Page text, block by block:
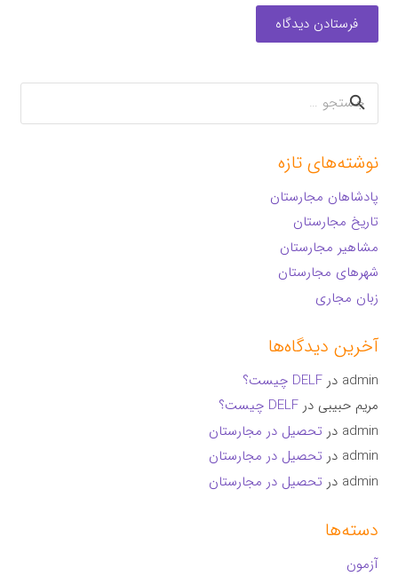
فرستادن دیدگاه
جستجو
برای:
نوشته‌های تازه
پادشاهان مجارستان
تاریخ مجارستان
مشاهیر مجارستان
شهرهای مجارستان
زبان مجاری
آخرین دیدگاه‌ها
admin درDELF چیست؟
مریم حبیبی درDELF چیست؟
admin در تحصیل در مجارستان
admin در تحصیل در مجارستان
admin در تحصیل در مجارستان
دسته‌ها
آزمون